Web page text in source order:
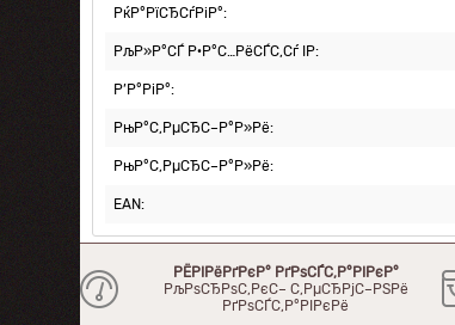
РќР°РїСЂСѓРіР°:
РљР»Р°СЃ Р·Р°С…РёСЃС‚Сѓ IP:
Р’Р°РіР°:
РњР°С‚РµСЂС–Р°Р»Рё:
РњР°С‚РµСЂС–Р°Р»Рё:
EAN:
РЁРІРёРґРєР° РґРѕСЃС‚Р°РІРєР°
РљРѕСЂРѕС‚РєС– С‚РµСЂРјС–РЅРё
РґРѕСЃС‚Р°РІРєРё